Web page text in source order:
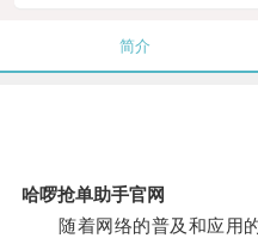
简介
哈啰抢单助手官网
随着网络的普及和应用的